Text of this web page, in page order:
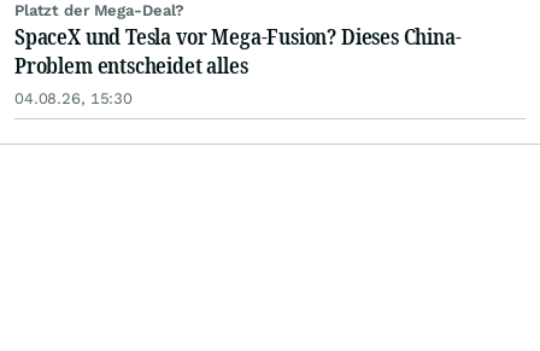
Platzt der Mega-Deal?
SpaceX und Tesla vor Mega-Fusion? Dieses China-
Problem entscheidet alles
04.08.26, 15:30